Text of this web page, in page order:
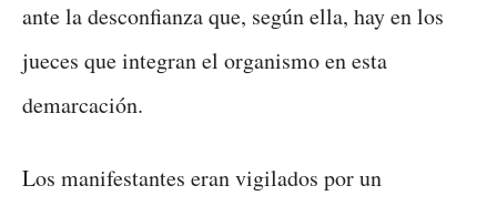
ante la desconfianza que, según ella, hay en los
jueces que integran el organismo en esta
demarcación.
Los manifestantes eran vigilados por un